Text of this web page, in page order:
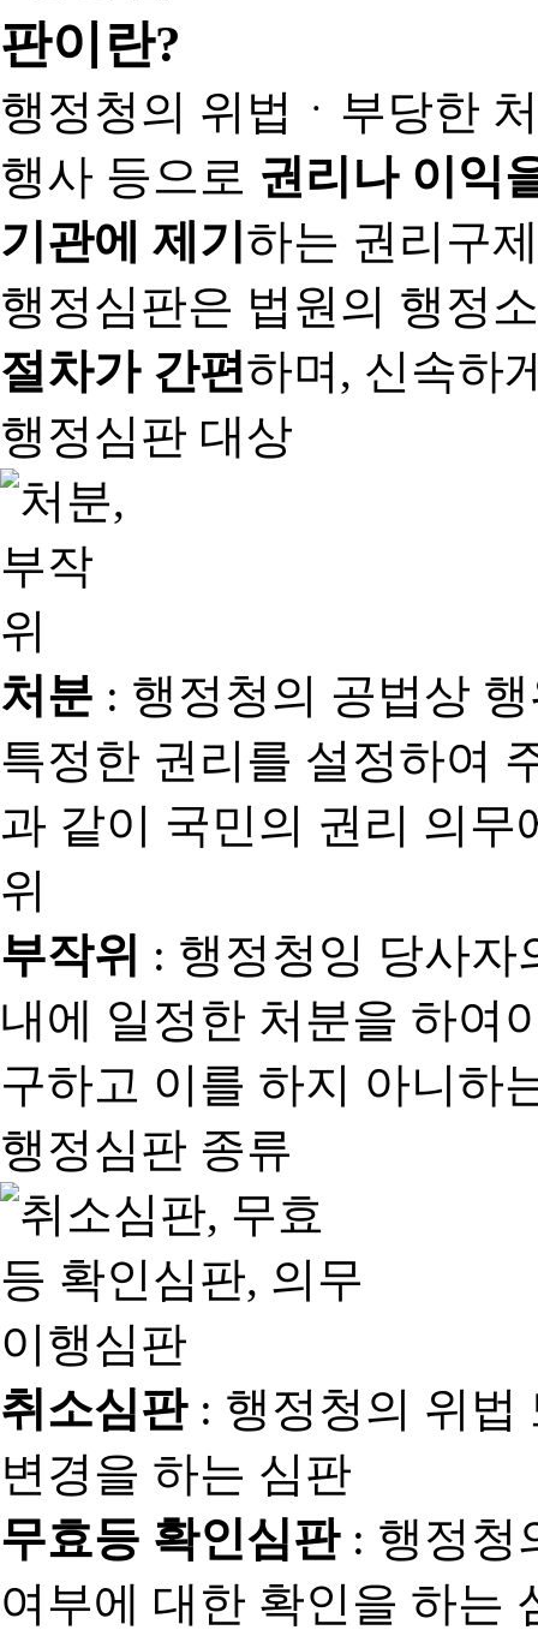
행정청의 위법ㆍ부당한
행사 등으로 권리나 이익
기관에 제기하는 권리구
행정심판은 법원의 행정
절차가 간편하며, 신속하
행정심판 대상
처분 : 행정청의 공법상
특정한 권리를 설정하여
과 같이 국민의 권리 의
위
부작위 : 행정청잉 당사자
내에 일정한 처분을 하여
구하고 이를 하지 아니하
행정심판 종류
취소심판: 행정청의 위법
변경을 하는 심판
무효등 확인심판: 행정청
여부에 대한 확인을 하는